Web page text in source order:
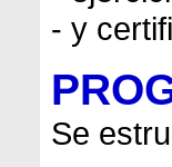
- y
Se